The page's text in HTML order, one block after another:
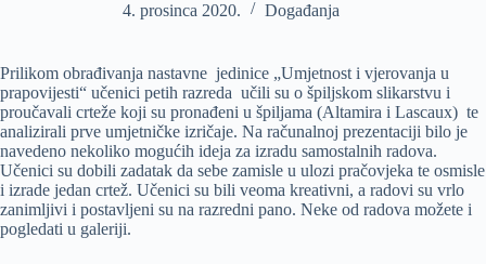
r
ž
a
j
4. prosinca 2020. Događanja
Prilikom obrađivanja nastavne jedinice „Umjetnost i vjerovanja u
prapovijesti“ učenici petih razreda učili su o špiljskom slikarstvu i
proučavali crteže koji su pronađeni u špiljama (Altamira i Lascaux) te
analizirali prve umjetničke izričaje. Na računalnoj prezentaciji bilo je
navedeno nekoliko mogućih ideja za izradu samostalnih radova.
Učenici su dobili zadatak da sebe zamisle u ulozi pračovjeka te osmisle
i izrade jedan crtež. Učenici su bili veoma kreativni, a radovi su vrlo
zanimljivi i postavljeni su na razredni pano. Neke od radova možete i
pogledati u galeriji.